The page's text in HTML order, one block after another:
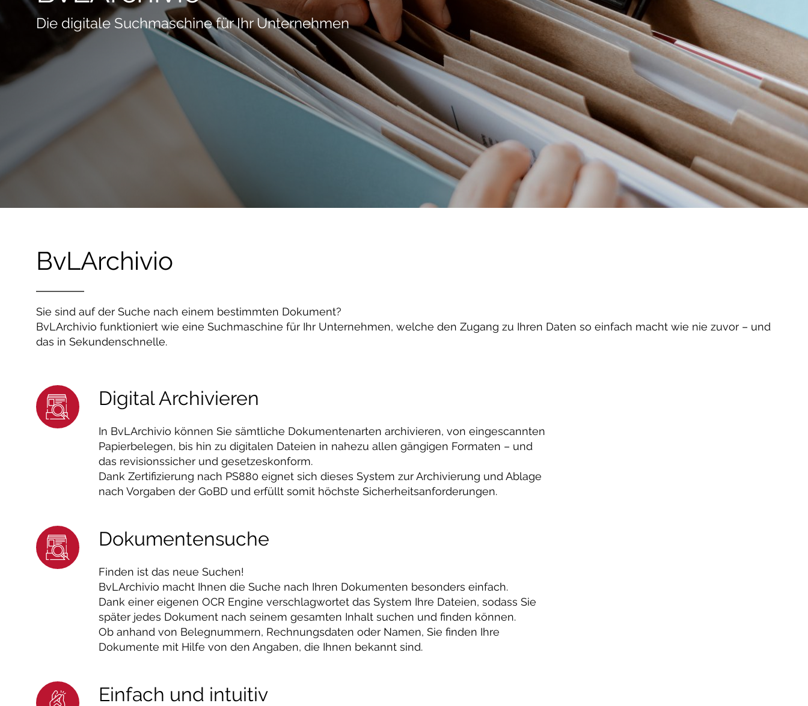
Die digitale Suchmaschine für Ihr Unternehmen
BvLArchivio
Sie sind auf der Suche nach einem bestimmten Dokument?
BvLArchivio funktioniert wie eine Suchmaschine für Ihr Unternehmen, welche den Zugang zu Ihren Daten so einfach macht wie nie zuvor – und
das in Sekundenschnelle.
Digital Archivieren
In BvLArchivio können Sie sämtliche Dokumentenarten archivieren, von eingescannten
Papierbelegen, bis hin zu digitalen Dateien in nahezu allen gängigen Formaten – und
das revisionssicher und gesetzeskonform.
Dank Zertifizierung nach PS880 eignet sich dieses System zur Archivierung und Ablage
nach Vorgaben der GoBD und erfüllt somit höchste Sicherheitsanforderungen.
Dokumentensuche
Finden ist das neue Suchen!
BvLArchivio macht Ihnen die Suche nach Ihren Dokumenten besonders einfach.
Dank einer eigenen OCR Engine verschlagwortet das System Ihre Dateien, sodass Sie
später jedes Dokument nach seinem gesamten Inhalt suchen und finden können.
Ob anhand von Belegnummern, Rechnungsdaten oder Namen, Sie finden Ihre
Dokumente mit Hilfe von den Angaben, die Ihnen bekannt sind.
Einfach und intuitiv